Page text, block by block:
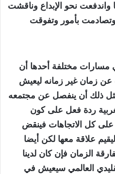
واندفعت نحو الإبداع وناقشت
وتصادمت بأمور وتفوقت
مسارات مختلفة أحدها أن
زمان غير زمانه ليعيش
ذلك أن ينفصل عن مجتمعه
ردة فعل على كون
على كل الاتجاهات فينقض
علاقة معها لكن أيضا
الزمان فإن كان لدينا
العالمي سيعيش في